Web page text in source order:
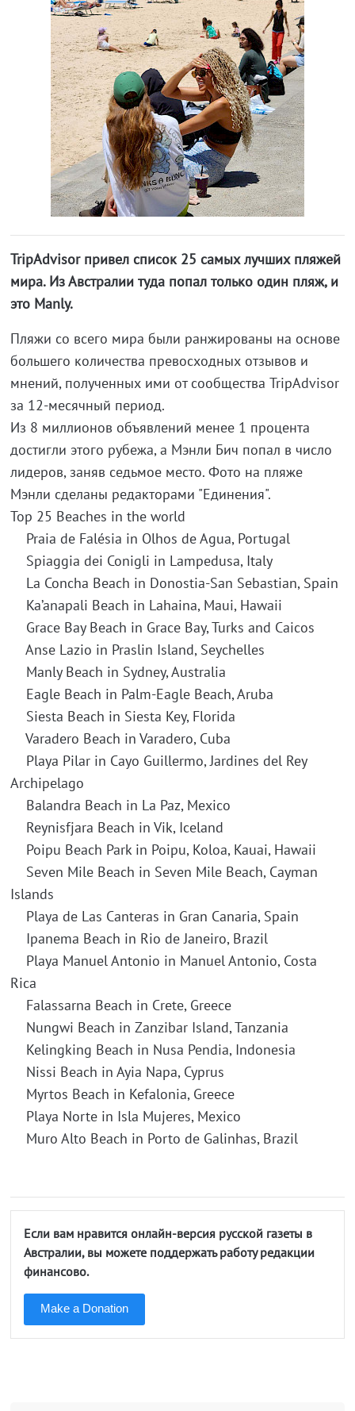
TripAdvisor привел список 25 самых лучших пляжей
мира. Из Австралии туда попал только один пляж, и
это Manly.
Пляжи со всего мира были ранжированы на основе
большего количества превосходных отзывов и
мнений, полученных ими от сообщества TripAdvisor
за 12-месячный период.
Из 8 миллионов объявлений менее 1 процента
достигли этого рубежа, а Мэнли Бич попал в число
лидеров, заняв седьмое место. Фото на пляже
Мэнли сделаны редакторами "Единения".
Top 25 Beaches in the world
Praia de Falésia in Olhos de Agua, Portugal
Spiaggia dei Conigli in Lampedusa, Italy
La Concha Beach in Donostia-San Sebastian, Spain
Ka’anapali Beach in Lahaina, Maui, Hawaii
Grace Bay Beach in Grace Bay, Turks and Caicos
Anse Lazio in Praslin Island, Seychelles
Manly Beach in Sydney, Australia
Eagle Beach in Palm-Eagle Beach, Aruba
Siesta Beach in Siesta Key, Florida
Varadero Beach in Varadero, Cuba
Playa Pilar in Cayo Guillermo, Jardines del Rey
Archipelago
Balandra Beach in La Paz, Mexico
Reynisfjara Beach in Vik, Iceland
Poipu Beach Park in Poipu, Koloa, Kauai, Hawaii
Seven Mile Beach in Seven Mile Beach, Cayman
Islands
Playa de Las Canteras in Gran Canaria, Spain
Ipanema Beach in Rio de Janeiro, Brazil
Playa Manuel Antonio in Manuel Antonio, Costa
Rica
Falassarna Beach in Crete, Greece
Nungwi Beach in Zanzibar Island, Tanzania
Kelingking Beach in Nusa Pendia, Indonesia
Nissi Beach in Ayia Napa, Cyprus
Myrtos Beach in Kefalonia, Greece
Playa Norte in Isla Mujeres, Mexico
Muro Alto Beach in Porto de Galinhas, Brazil
Если вам нравится онлайн-версия русской газеты в
Австралии, вы можете поддержать работу редакции
финансово.
Make a Donation